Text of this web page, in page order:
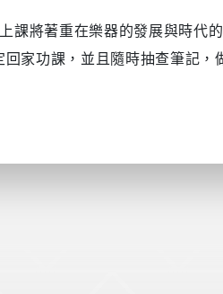
課將著重在樂器的發展與時代
回家功課，並且隨時抽查筆記，